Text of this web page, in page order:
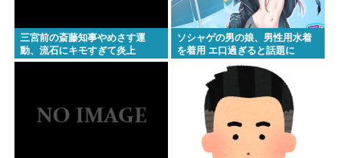
三宮前の斎藤知事やめさす運
動、流石にキモすぎて炎上
ソシャゲの男の娘、男性用水着
を着用 エ口過ぎると話題に